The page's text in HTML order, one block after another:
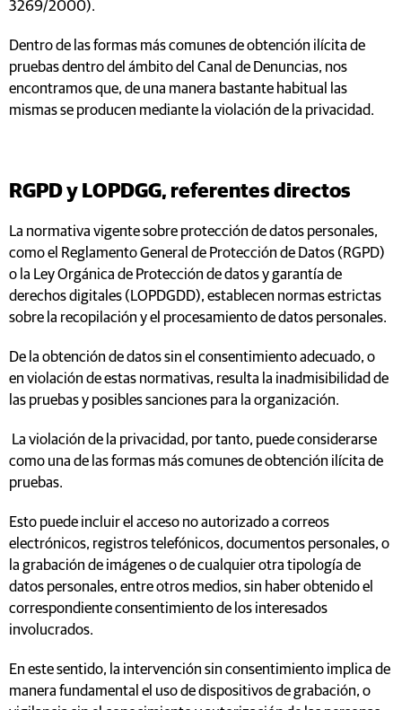
3269/2000).
Dentro de las formas más comunes de obtención ilícita de
pruebas dentro del ámbito del Canal de Denuncias, nos
encontramos que, de una manera bastante habitual las
mismas se producen mediante la violación de la privacidad.
RGPD y LOPDGG, referentes directos
La normativa vigente sobre protección de datos personales,
como el Reglamento General de Protección de Datos (RGPD)
o la Ley Orgánica de Protección de datos y garantía de
derechos digitales (LOPDGDD), establecen normas estrictas
sobre la recopilación y el procesamiento de datos personales.
De la obtención de datos sin el consentimiento adecuado, o
en violación de estas normativas, resulta la inadmisibilidad de
las pruebas y posibles sanciones para la organización.
La violación de la privacidad, por tanto, puede considerarse
como una de las formas más comunes de obtención ilícita de
pruebas.
Esto puede incluir el acceso no autorizado a correos
electrónicos, registros telefónicos, documentos personales, o
la grabación de imágenes o de cualquier otra tipología de
datos personales, entre otros medios, sin haber obtenido el
correspondiente consentimiento de los interesados
involucrados.
En este sentido, la intervención sin consentimiento implica de
manera fundamental el uso de dispositivos de grabación, o